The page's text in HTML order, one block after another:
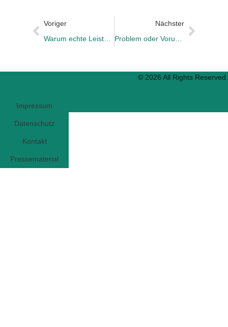
Voriger
Nächster
© 2026 All Rights Reserved.
Impressum
Datenschutz
Kontakt
Pressematerial